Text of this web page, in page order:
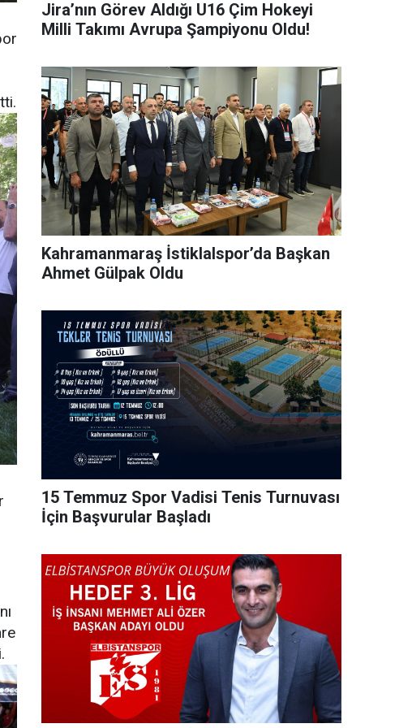
Jira’nın Görev Aldığı U16 Çim Hokeyi
Milli Takımı Avrupa Şampiyonu Oldu!
Kahramanmaraş İstiklalspor’da Başkan
Ahmet Gülpak Oldu
15 Temmuz Spor Vadisi Tenis Turnuvası
İçin Başvurular Başladı